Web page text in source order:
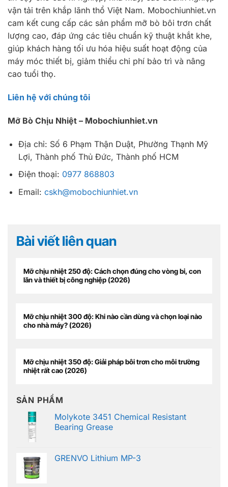
vận tải trên khắp lãnh thổ Việt Nam. Mobochiunhiet.vn
cam kết cung cấp các sản phẩm mỡ bò bôi trơn chất
lượng cao, đáp ứng các tiêu chuẩn kỹ thuật khắt khe,
giúp khách hàng tối ưu hóa hiệu suất hoạt động của
máy móc thiết bị, giảm thiểu chi phí bảo trì và nâng
cao tuổi thọ.
Liên hệ với chúng tôi
Mỡ Bò Chịu Nhiệt – Mobochiunhiet.vn
Địa chỉ: Số 6 Phạm Thận Duật, Phường Thạnh Mỹ
Lợi, Thành phố Thủ Đức, Thành phố HCM
Điện thoại: 0977 868803
Email: cskh@mobochiunhiet.vn
Bài viết liên quan
Mỡ chịu nhiệt 250 độ: Cách chọn đúng cho vòng bi, con
lăn và thiết bị công nghiệp (2026)
Mỡ chịu nhiệt 300 độ: Khi nào cần dùng và chọn loại nào
cho nhà máy? (2026)
Mỡ chịu nhiệt 350 độ: Giải pháp bôi trơn cho môi trường
nhiệt rất cao (2026)
SẢN PHẨM
Molykote 3451 Chemical Resistant
Bearing Grease
GRENVO Lithium MP-3